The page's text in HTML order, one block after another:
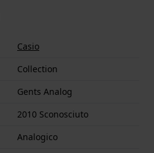
Casio
Collection
Gents Analog
2010 Sconosciuto
Analogico